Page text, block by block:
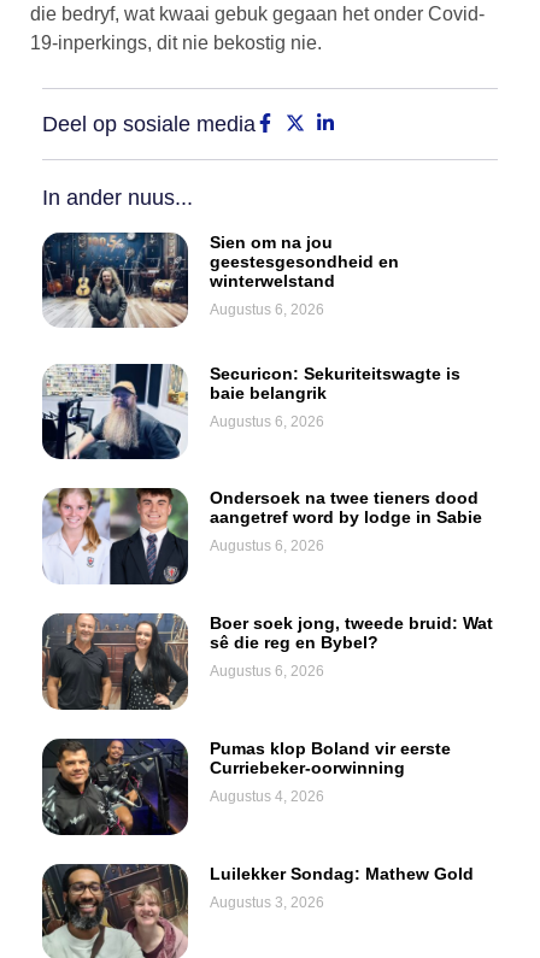
die bedryf, wat kwaai gebuk gegaan het onder Covid-
19-inperkings, dit nie bekostig nie.
Deel op sosiale media
In ander nuus...
Sien om na jou
geestesgesondheid en
winterwelstand
Augustus 6, 2026
Securicon: Sekuriteitswagte is
baie belangrik
Augustus 6, 2026
Ondersoek na twee tieners dood
aangetref word by lodge in Sabie
Augustus 6, 2026
Boer soek jong, tweede bruid: Wat
sê die reg en Bybel?
Augustus 6, 2026
Pumas klop Boland vir eerste
Curriebeker-oorwinning
Augustus 4, 2026
Luilekker Sondag: Mathew Gold
Augustus 3, 2026